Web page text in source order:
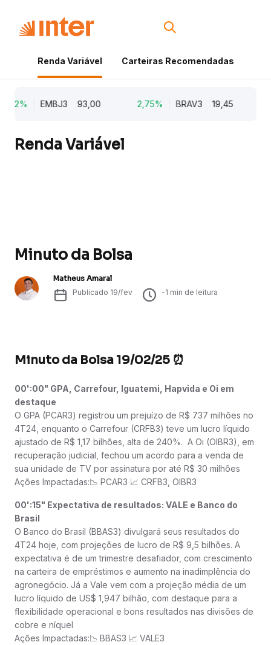
Renda Variável Carteiras Recomendadas
EMBJ3 93,00 2,75% BRAV3 19,45
Renda Variável
Minuto da Bolsa
Matheus Amaral
Publicado 19/fev -1 min de leitura
Minuto da Bolsa 19/02/25 ⏰
00':00" GPA, Carrefour, Iguatemi, Hapvida e Oi em
destaque
O GPA (PCAR3) registrou um prejuízo de R$ 737 milhões no
4T24, enquanto o Carrefour (CRFB3) teve um lucro líquido
ajustado de R$ 1,17 bilhões, alta de 240%. A Oi (OIBR3), em
recuperação judicial, fechou um acordo para a venda de
sua unidade de TV por assinatura por até R$ 30 milhões
Ações Impactadas:📉 PCAR3 📈 CRFB3, OIBR3
00':15" Expectativa de resultados: VALE e Banco do
Brasil
O Banco do Brasil (BBAS3) divulgará seus resultados do
4T24 hoje, com projeções de lucro de R$ 9,5 bilhões. A
expectativa é de um trimestre desafiador, com crescimento
na carteira de empréstimos e aumento na inadimplência do
agronegócio. Já a Vale vem com a projeção média de um
lucro líquido de US$ 1,947 bilhão, com destaque para a
flexibilidade operacional e bons resultados nas divisões de
cobre e níquel
Ações Impactadas:📉 BBAS3 📈 VALE3